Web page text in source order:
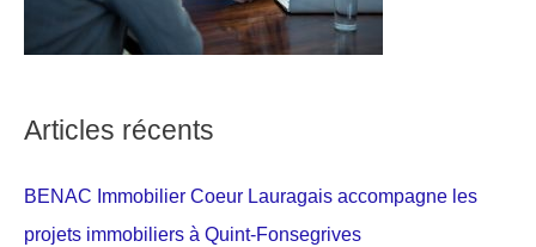
Articles récents
BENAC Immobilier Coeur Lauragais accompagne les
projets immobiliers à Quint-Fonsegrives